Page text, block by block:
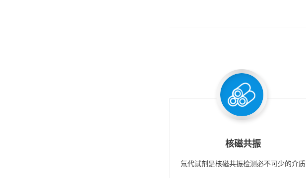
核磁共振
氘代试剂是核磁共振检测必不可少的介质